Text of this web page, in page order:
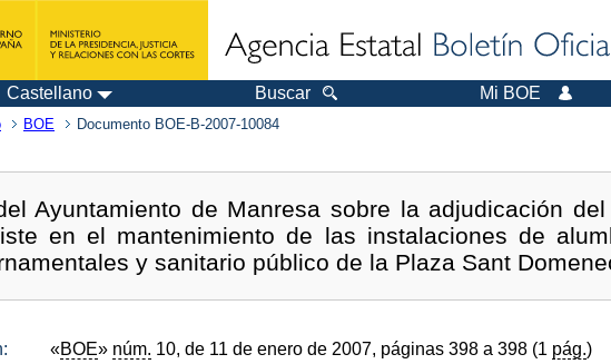
Castellano Buscar Mi BOE
BOE Documento BOE-B-2007-10084
Ayuntamiento de Manresa sobre la adjudicación
en el mantenimiento de las instalaciones de
y sanitario público de la Plaza Sant
«BOE» núm. 10, de 11 de enero de 2007, páginas 398 a 398 (1 pág.)